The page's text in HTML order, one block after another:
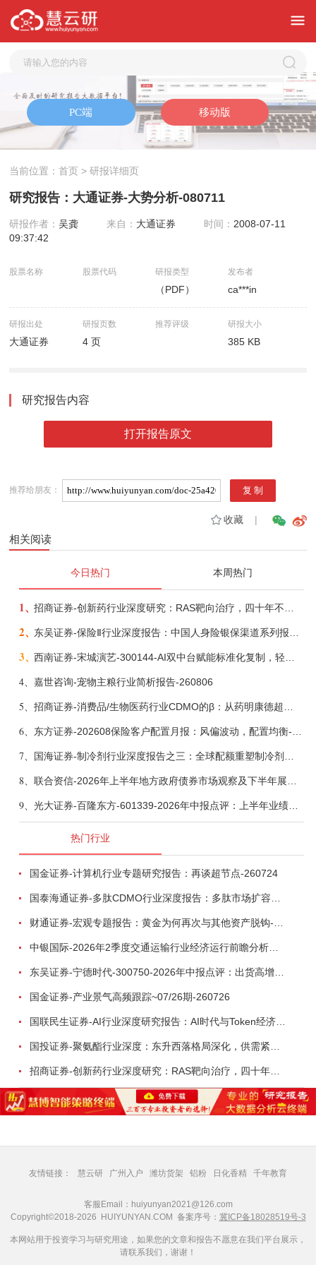
当前位置：首页 > 研报详细页
研究报告：大通证券-大势分析-080711
研报作者：吴龚 来自： 大通证券 时间： 2008-07-11
09:37:42
股票名称 股票代码 研报类型
（PDF）
发布者
ca***in
研报出处
大通证券
研报页数
4 页
推荐评级 研报大小
385 KB
研究报告内容
打开报告原文
推荐给朋友：
收藏|
相关阅读
今日热门 本周热门
1、
2、
3、
4、 嘉世咨询-宠物主粮行业简析报告-260806
5、
6、
7、
8、
9、 光大证券-百隆东方-601339-2026年中报点评：上半年业绩表现高增，国内外产能均有亮眼表现-260807
热门行业
国金证券-计算机行业专题研究报告：再谈超节点-260724
中银国际-2026年2季度交通运输行业经济运行前瞻分析：地缘冲突致航运和航空景气度分化，交通基础设施板块总体呈现稳健特征-260724
东吴证券-宁德时代-300750-2026年中报点评：出货高增业绩稳健，回购彰显龙头信心-260726
国金证券-产业景气高频跟踪~07/26期-260726
国联民生证券-AI行业深度研究报告：AI时代与Token经济，从技术符号到数字石油-260801
招商证券-创新药行业深度研究：RAS靶向治疗，四十年不可成药的终结，与终结之后的治疗格局演化-260805
友情链接： 慧云研 广州入户 潍坊货架 铝粉 日化香精 千年教育
客服Email：huiyunyan2021@126.com
Copyright©2018-2026 HUIYUNYAN.COM 备案序号： 冀ICP备18028519号-3
本网站用于投资学习与研究用途，如果您的文章和报告不愿意在我们平台展示，
请联系我们，谢谢！